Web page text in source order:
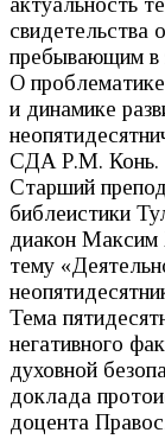
свидетельства
пребывающим в
О
и динамике
СДА Р.М. Конь.
Старший
библеистики
диакон Максим
тему
Тема
негативного
духовной
доклада
доцента